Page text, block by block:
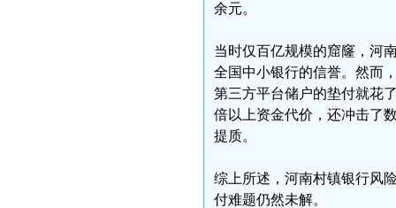
余元。
当时仅百亿规模的窟窿，河
全国中小银行的信誉。然而
第三方平台储户的垫付就花
倍以上资金代价，还冲击了
提质。
综上所述，河南村镇银行风
付难题仍然未解。